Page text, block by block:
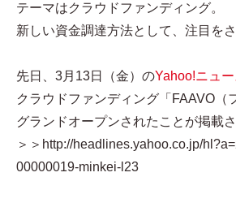
テーマはクラウドファンディング。
新しい資金調達方法として、注目を
先日、3月13日（金）のYahoo!ニュー
クラウドファンディング「FAAVO（
グランドオープンされたことが掲載
＞＞http://headlines.yahoo.co.jp/
00000019-minkei-l23